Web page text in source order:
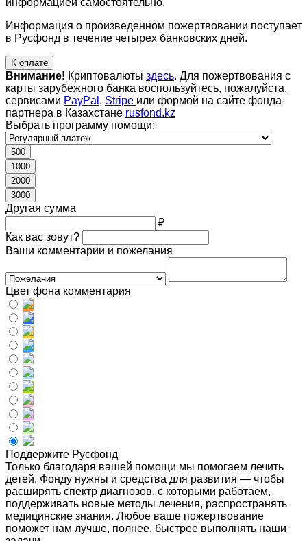
Информация о произведенном пожертвовании поступает
в Русфонд в течение четырех банковских дней.
К оплате
Внимание! Криптовалюты здесь. Для пожертвования с
карты зарубежного банка воспользуйтесь, пожалуйста,
сервисами PayPal , Stripe или формой на сайте фонда-
партнера в Казахстане rusfond.kz
Выбрать программу помощи:
500
1000
2000
3000
Другая сумма
₽
Как вас зовут?
Ваши комментарии и пожелания
Цвет фона комментария
Поддержите Русфонд
Только благодаря вашей помощи мы помогаем лечить
детей. Фонду нужны и средства для развития — чтобы
расширять спектр диагнозов, с которыми работаем,
поддерживать новые методы лечения, распространять
медицинские знания. Любое ваше пожертвование
поможет нам лучше, полнее, быстрее выполнять наши